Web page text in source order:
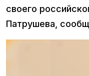
своего
Патрушева,